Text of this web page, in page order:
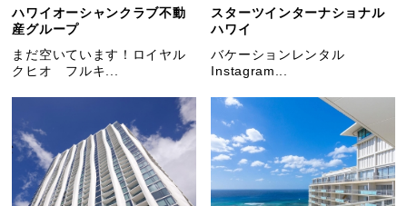
ハワイオーシャンクラブ不動
産グループ
まだ空いています！ロイヤル
クヒオ フルキ...
スターツインターナショナル
ハワイ
バケーションレンタル
Instagram...